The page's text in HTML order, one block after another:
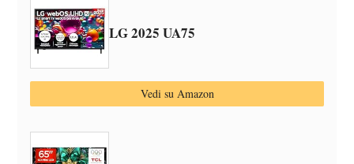
LG 2025 UA75
Vedi su Amazon